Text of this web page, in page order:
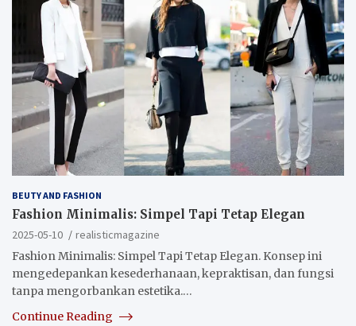
BEUTY AND FASHION
Fashion Minimalis: Simpel Tapi Tetap Elegan
2025-05-10
realisticmagazine
Fashion Minimalis: Simpel Tapi Tetap Elegan. Konsep ini
mengedepankan kesederhanaan, kepraktisan, dan fungsi
tanpa mengorbankan estetika.…
Continue Reading